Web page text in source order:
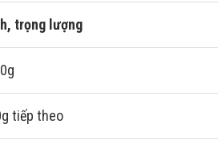
trọng lượng
tiếp theo